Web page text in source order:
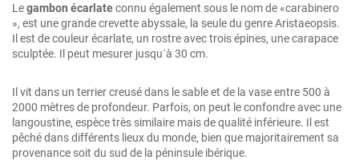
Legambon écarlateconnu également sous le nom de «carabinero
», est une grande crevette abyssale, la seule du genre Aristaeopsis.
Il est de couleur écarlate, un rostre avec trois épines, une carapace
sculptée. Il peut mesurer jusqu´à 30 cm.
Il vit dans un terrier creusé dans le sable et de la vase entre 500 à
2000 mètres de profondeur. Parfois, on peut le confondre avec une
langoustine, espèce très similaire mais de qualité inférieure. Il est
pêché dans différents lieux du monde, bien que majoritairement sa
provenance soit du sud de la péninsule ibérique.